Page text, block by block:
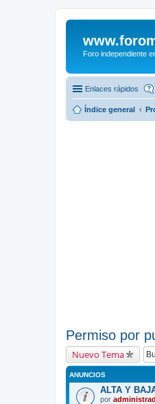
Foro independiente
Enlaces rápidos
Índice general
Permiso por
Nuevo Tema
ANUNCIOS
ALTA Y
por